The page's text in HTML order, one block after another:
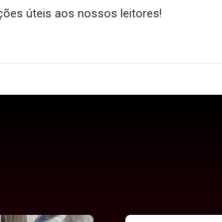
úteis aos nossos leitores!